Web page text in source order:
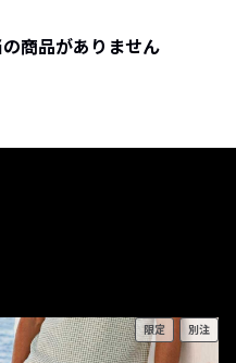
商品がありません
限定 別注